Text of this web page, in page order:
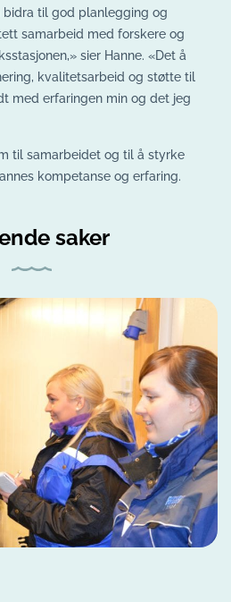
bidra til god planlegging og
samarbeid med forskere og
sier Hanne. «Det å
kvalitetsarbeid og støtte til
med erfaringen min og det jeg
til samarbeidet og til å styrke
kompetanse og erfaring.
saker